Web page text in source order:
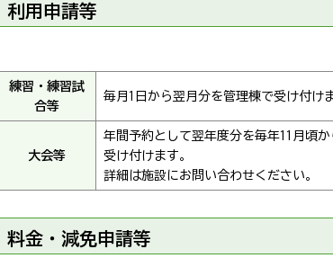
利用申請等
練習・練習試
合等
毎月1日から翌月分を管理棟で受け付け
大会等
年間予約として翌年度分を毎年11月頃
受け付けます。
詳細は施設にお問い合わせください。
料金・減免申請等